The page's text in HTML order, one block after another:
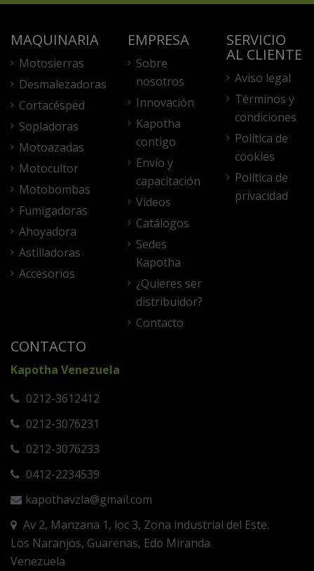
MAQUINARIA
Motosierras
Desmalezadoras
Cortacésped
Sopladoras
Motoazadas
Motocultor
Motobombas
Fumigadoras
Ahoyadora
Astilladoras
Accesorios
EMPRESA
Sobre
nosotros
Innovación
Kapotha
contigo
Envío y
capacitación
Vídeos
Catálogos
Sedes
Kapotha
¿Quieres ser
distribuidor?
Contacto
SERVICIO
AL CLIENTE
Aviso legal
Términos y
condiciones
Política de
cookies
Política de
privacidad
CONTACTO
Kapotha Venezuela
0212-3612412
0212-3076231
0212-3076233
0412-2234539
kapothavzla@gmail.com
Av 2, Manzana 1, loc 3, Zona industrial del Este.
Los Naranjos, Guarenas, Edo Miranda
Venezuela